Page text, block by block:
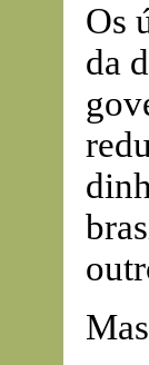
Os
da